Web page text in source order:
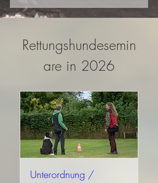
Rettungshundesemin
are in 2026
Unterordnung /